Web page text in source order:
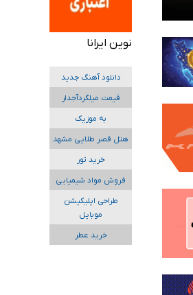
نوین ایرانا
دانلود آهنگ جدید
قیمت میلگردآجدار
به موزیک
هتل قصر طلایی مشهد
خرید تور
فروش مواد شیمیایی
طراحی اپلیکیشن
موبایل
خرید عطر